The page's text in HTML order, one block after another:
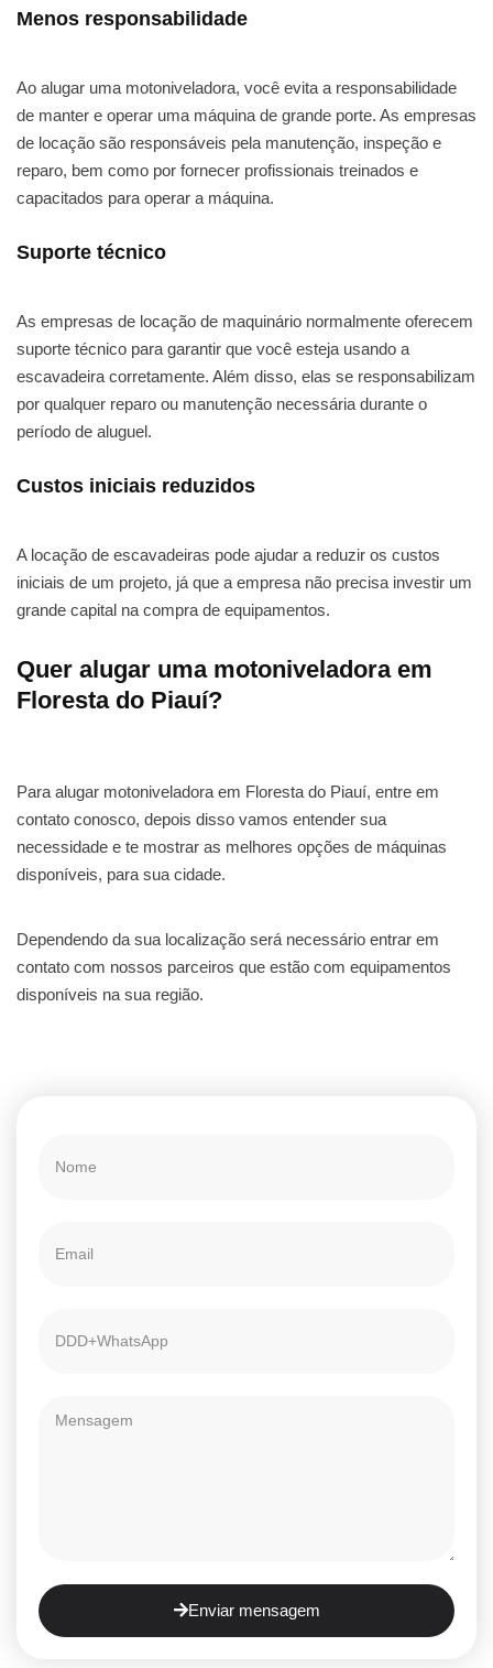
Menos responsabilidade
Ao alugar uma motoniveladora, você evita a responsabilidade
de manter e operar uma máquina de grande porte. As empresas
de locação são responsáveis pela manutenção, inspeção e
reparo, bem como por fornecer profissionais treinados e
capacitados para operar a máquina.
Suporte técnico
As empresas de locação de maquinário normalmente oferecem
suporte técnico para garantir que você esteja usando a
escavadeira corretamente. Além disso, elas se responsabilizam
por qualquer reparo ou manutenção necessária durante o
período de aluguel.
Custos iniciais reduzidos
A locação de escavadeiras pode ajudar a reduzir os custos
iniciais de um projeto, já que a empresa não precisa investir um
grande capital na compra de equipamentos.
Quer alugar uma motoniveladora em
Floresta do Piauí?
Para alugar motoniveladora em Floresta do Piauí, entre em
contato conosco, depois disso vamos entender sua
necessidade e te mostrar as melhores opções de máquinas
disponíveis, para sua cidade.
Dependendo da sua localização será necessário entrar em
contato com nossos parceiros que estão com equipamentos
disponíveis na sua região.
Enviar mensagem